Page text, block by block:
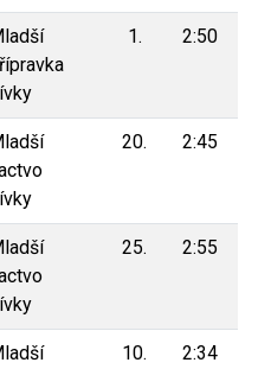
1. 2:50
20. 2:45
25. 2:55
10. 2:34